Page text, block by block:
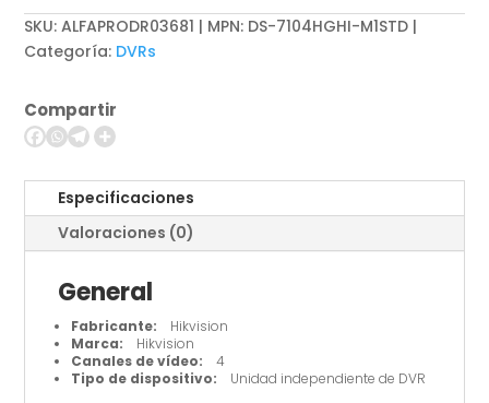
DVR
-
4
Channels
cantidad
SKU:ALFAPRODR03681 | MPN: DS-7104HGHI-M1STD
Categoría: DVRs
Compartir
Especificaciones
Valoraciones (0)
General
Fabricante: Hikvision
Marca: Hikvision
Canales de vídeo: 4
Tipo de dispositivo: Unidad independiente de DVR